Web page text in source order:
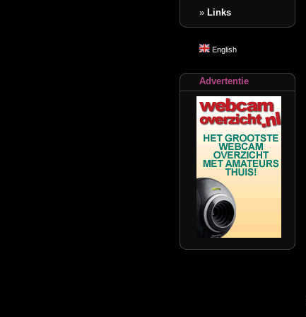
» Links
English
Advertentie